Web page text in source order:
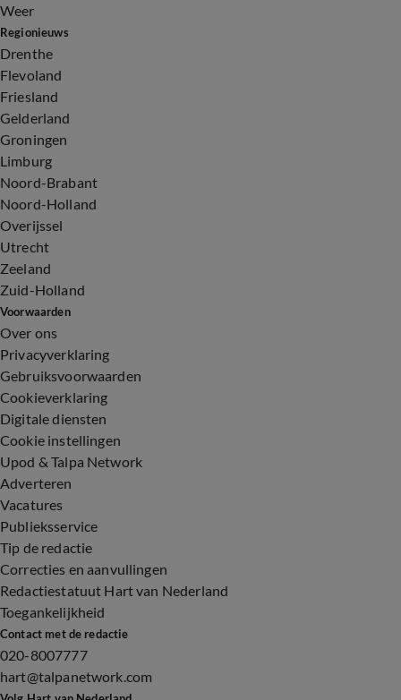
Weer
Regionieuws
Drenthe
Flevoland
Friesland
Gelderland
Groningen
Limburg
Noord-Brabant
Noord-Holland
Overijssel
Utrecht
Zeeland
Zuid-Holland
Voorwaarden
Over ons
Privacyverklaring
Gebruiksvoorwaarden
Cookieverklaring
Digitale diensten
Cookie instellingen
Upod & Talpa Network
Adverteren
Vacatures
Publieksservice
Tip de redactie
Correcties en aanvullingen
Redactiestatuut Hart van Nederland
Toegankelijkheid
Contact met de redactie
020-8007777
hart@talpanetwork.com